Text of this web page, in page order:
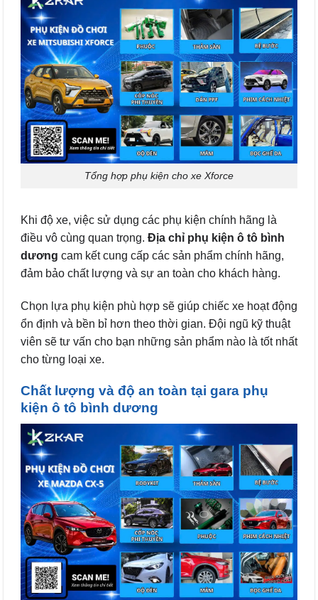
Tổng hợp phụ kiện cho xe Xforce
Khi độ xe, việc sử dụng các phụ kiện chính hãng là
điều vô cùng quan trọng. Địa chỉ phụ kiện ô tô bình
dương cam kết cung cấp các sản phẩm chính hãng,
đảm bảo chất lượng và sự an toàn cho khách hàng.
Chọn lựa phụ kiện phù hợp sẽ giúp chiếc xe hoạt động
ổn định và bền bỉ hơn theo thời gian. Đội ngũ kỹ thuật
viên sẽ tư vấn cho bạn những sản phẩm nào là tốt nhất
cho từng loại xe.
Chất lượng và độ an toàn tại gara phụ
kiện ô tô bình dương